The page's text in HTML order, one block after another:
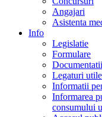
Angajari
Asistenta
Info
Legislatie
Formulare
Documentatii
Legaturi utile
Informatii
Informarea
consumului